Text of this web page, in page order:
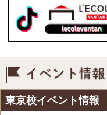
東京校イベント情報